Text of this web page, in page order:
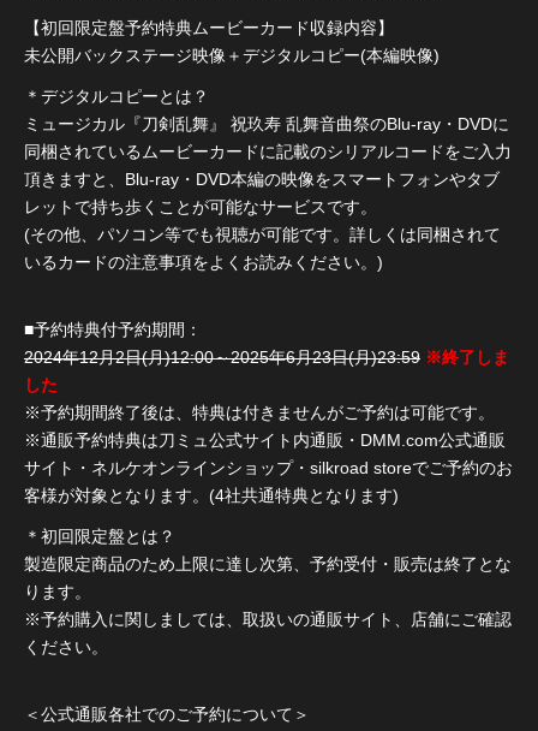
【初回限定盤予約特典ムービーカード収録内容】
未公開バックステージ映像＋デジタルコピー(本編映像)
＊デジタルコピーとは？
ミュージカル『刀剣乱舞』 祝玖寿 乱舞音曲祭のBlu-ray・DVDに
同梱されているムービーカードに記載のシリアルコードをご入力
頂きますと、Blu-ray・DVD本編の映像をスマートフォンやタブ
レットで持ち歩くことが可能なサービスです。
(その他、パソコン等でも視聴が可能です。詳しくは同梱されて
いるカードの注意事項をよくお読みください。)
■予約特典付予約期間：
2024年12月2日(月)12:00～2025年6月23日(月)23:59 ※終了しま
した
※予約期間終了後は、特典は付きませんがご予約は可能です。
※通販予約特典は刀ミュ公式サイト内通販・DMM.com公式通販
サイト・ネルケオンラインショップ・silkroad storeでご予約のお
客様が対象となります。(4社共通特典となります)
＊初回限定盤とは？
製造限定商品のため上限に達し次第、予約受付・販売は終了とな
ります。
※予約購入に関しましては、取扱いの通販サイト、店舗にご確認
ください。
＜公式通販各社でのご予約について＞